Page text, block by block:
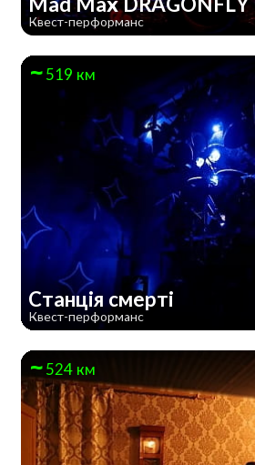
Квест-перформанс
519 км
Станція смерті
Квест-перформанс
524 км